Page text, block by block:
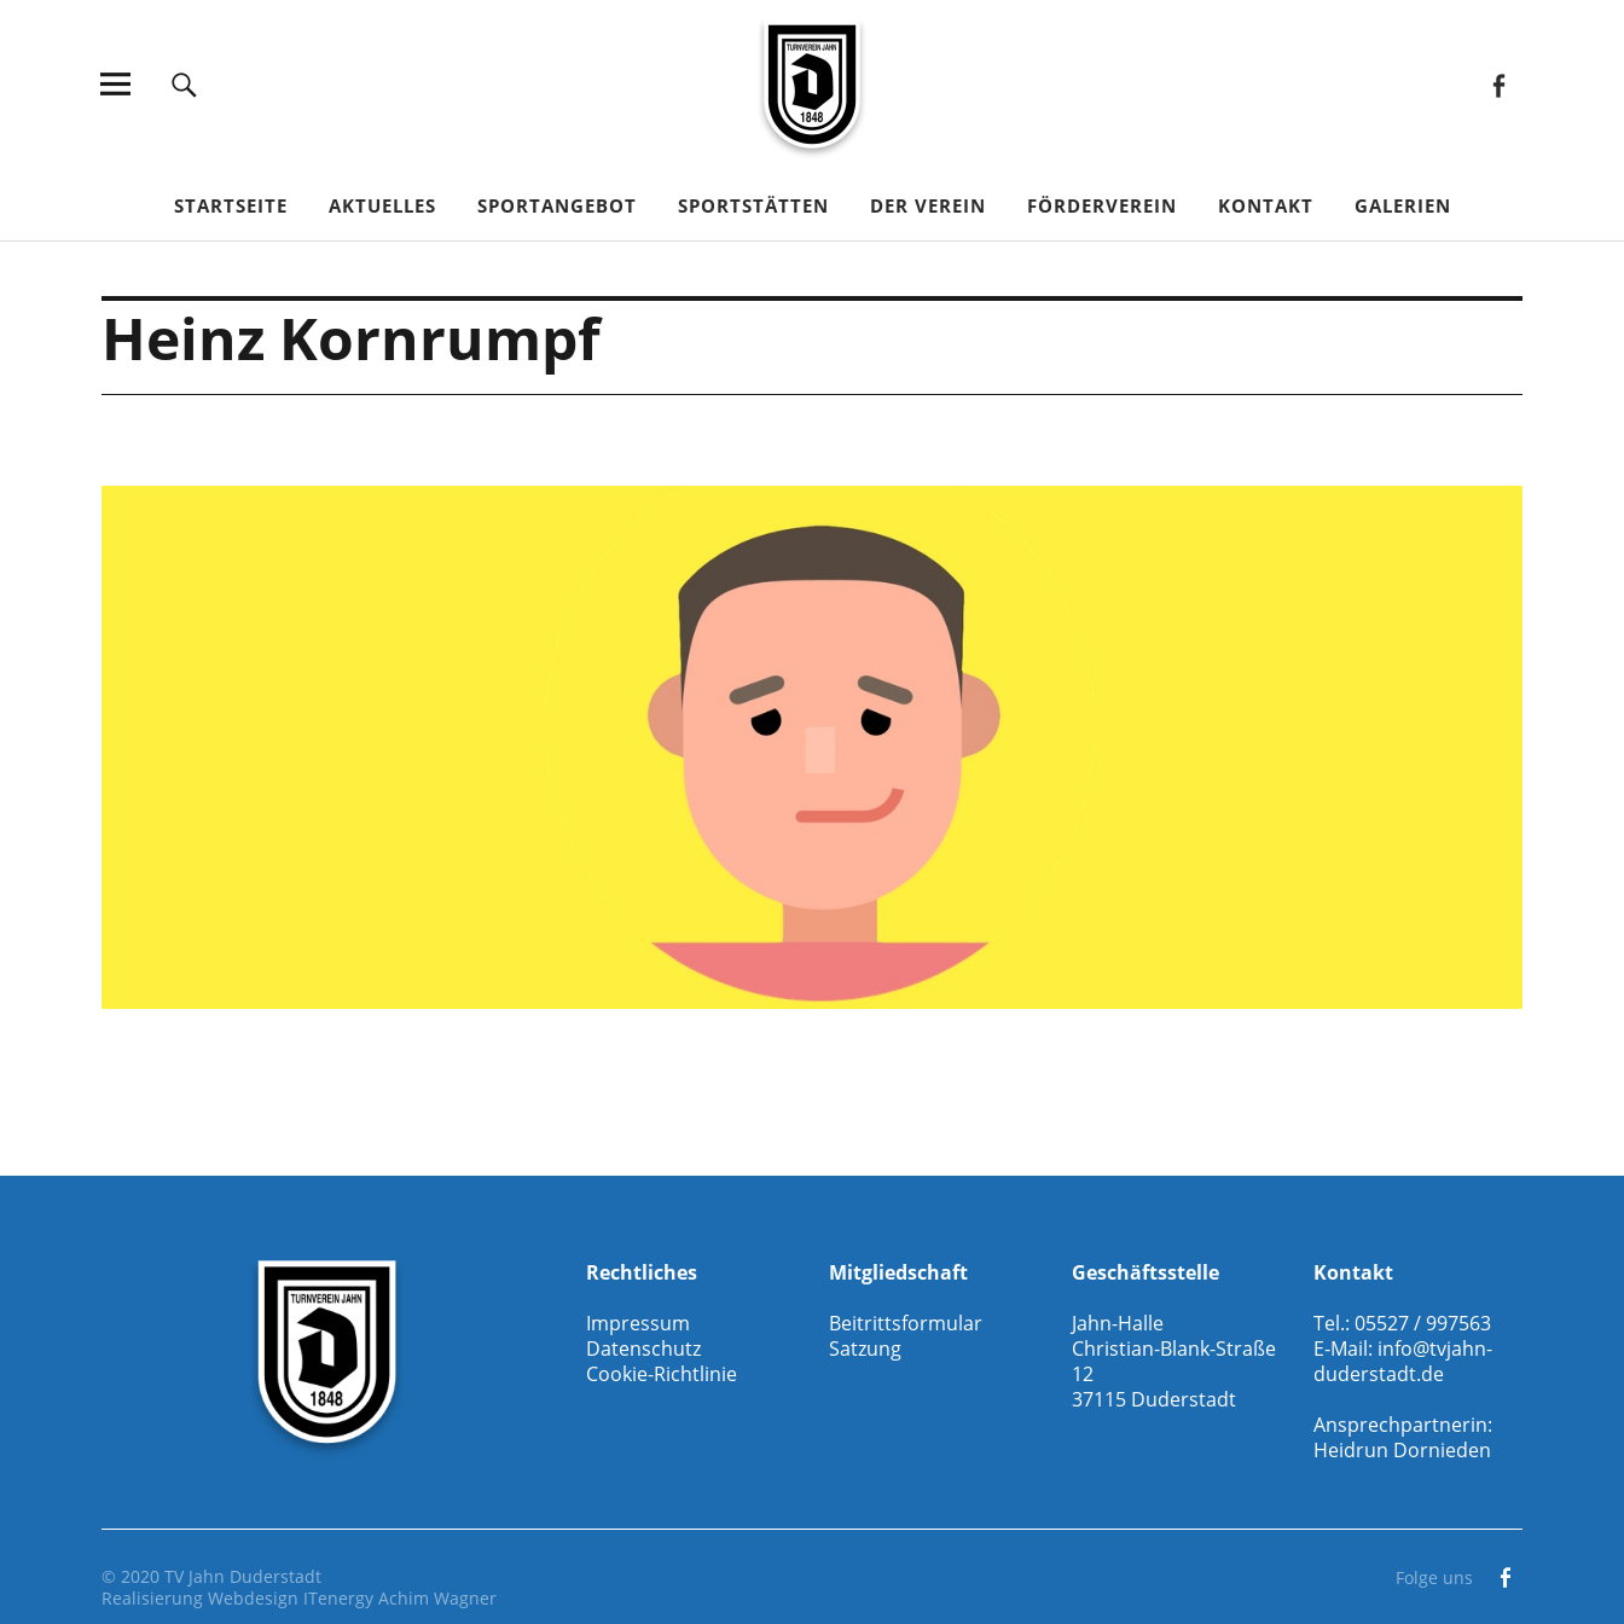
STARTSEITE AKTUELLES SPORTANGEBOT SPORTSTÄTTEN DER VEREIN FÖRDERVEREIN KONTAKT GALERIEN
Heinz Kornrumpf
Rechtliches
Impressum
Datenschutz
Cookie-Richtlinie
Mitgliedschaft
Beitrittsformular
Satzung
Geschäftsstelle
Jahn-Halle
Christian-Blank-Straße
12
37115 Duderstadt
Kontakt
Tel.: 05527 / 997563
E-Mail: info@tvjahn-
duderstadt.de
Ansprechpartnerin:
Heidrun Dornieden
© 2020 TV Jahn Duderstadt
Realisierung Webdesign ITenergy Achim Wagner
Folge uns